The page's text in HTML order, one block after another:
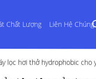
Chất Lượng Liên Hệ Chúng
lọc hơi thở hydrophobic cho